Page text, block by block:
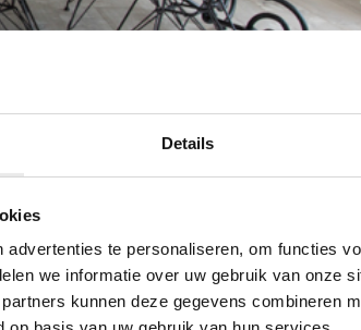
Details
te personaliseren, om functies
we informatie over uw gebruik van onze
kunnen deze gegevens combineren